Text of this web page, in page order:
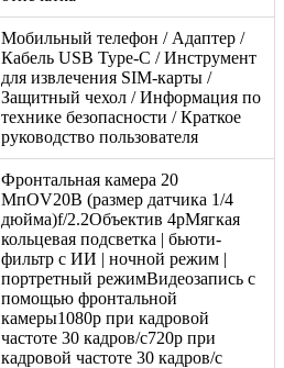
Мобильный телефон / Адаптер /
Кабель USB Type-C / Инструмент
для извлечения SIM-карты /
Защитный чехол / Информация по
технике безопасности / Краткое
руководство пользователя
Фронтальная камера 20
МпOV20B (размер датчика 1/4
дюйма)f/2.2Объектив 4pМягкая
кольцевая подсветка | бьюти-
фильтр с ИИ | ночной режим |
портретный режимВидеозапись с
помощью фронтальной
камеры1080p при кадровой
частоте 30 кадров/с720p при
кадровой частоте 30 кадров/с